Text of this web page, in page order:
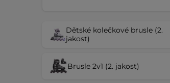
Dětské kolečkové brusle (2.
jakost)
Brusle 2v1 (2. jakost)